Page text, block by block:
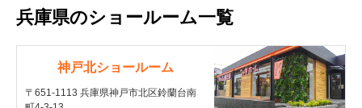
兵庫県のショールーム一覧
神戸北ショールーム
〒651-1113 兵庫県神戸市北区鈴蘭台南